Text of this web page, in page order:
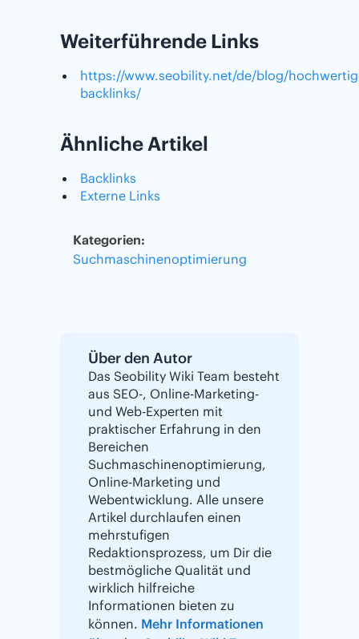
Weiterführende Links
https://www.seobility.net/de/blog/
backlinks/
Ähnliche Artikel
Backlinks
Externe Links
Kategorien:
Suchmaschinenoptimierung
Über den Autor
Das Seobility Wiki Team besteht
aus SEO-, Online-Marketing-
und Web-Experten mit
praktischer Erfahrung in den
Bereichen
Suchmaschinenoptimierung,
Online-Marketing und
Webentwicklung. Alle unsere
Artikel durchlaufen einen
mehrstufigen
Redaktionsprozess, um Dir die
bestmögliche Qualität und
wirklich hilfreiche
Informationen bieten zu
können. Mehr Informationen